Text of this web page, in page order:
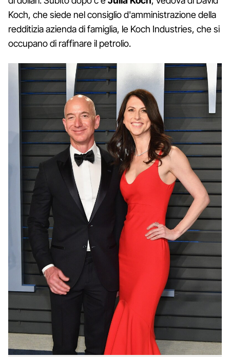
Koch, che siede nel consiglio d'amministrazione della
redditizia azienda di famiglia, le Koch Industries, che si
occupano di raffinare il petrolio.